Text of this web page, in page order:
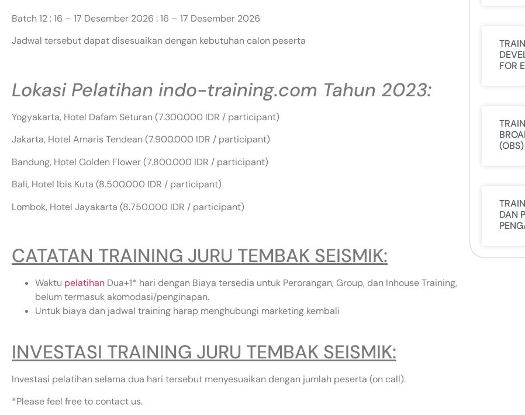
Batch 12 : 16 – 17 Desember 2026 : 16 – 17 Desember 2026
Jadwal tersebut dapat disesuaikan dengan kebutuhan calon peserta
Lokasi Pelatihan indo-training.com Tahun 2023:
Yogyakarta, Hotel Dafam Seturan (7.300.000 IDR / participant)
Jakarta, Hotel Amaris Tendean (7.900.000 IDR / participant)
Bandung, Hotel Golden Flower (7.800.000 IDR / participant)
Bali, Hotel Ibis Kuta (8.500.000 IDR / participant)
Lombok, Hotel Jayakarta (8.750.000 IDR / participant)
CATATAN TRAINING JURU TEMBAK SEISMIK:
Waktu pelatihan Dua+1* hari dengan Biaya tersedia untuk Perorangan, Group, dan Inhouse Training,
belum termasuk akomodasi/penginapan.
Untuk biaya dan jadwal training harap menghubungi marketing kembali
INVESTASI TRAINING JURU TEMBAK SEISMIK:
Investasi pelatihan selama dua hari tersebut menyesuaikan dengan jumlah peserta (on call).
*Please feel free to contact us.
FOR
(OBS)
DAN